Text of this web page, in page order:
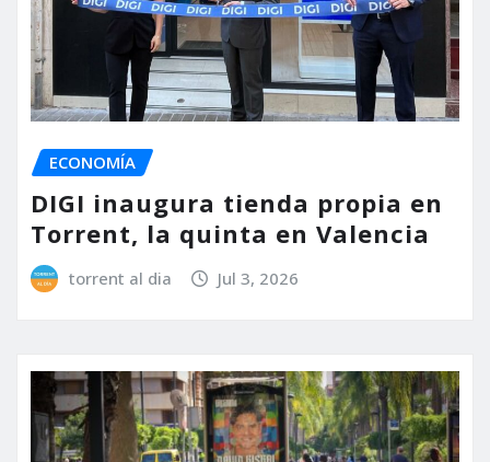
ECONOMÍA
DIGI inaugura tienda propia en
Torrent, la quinta en Valencia
torrent al dia Jul 3, 2026